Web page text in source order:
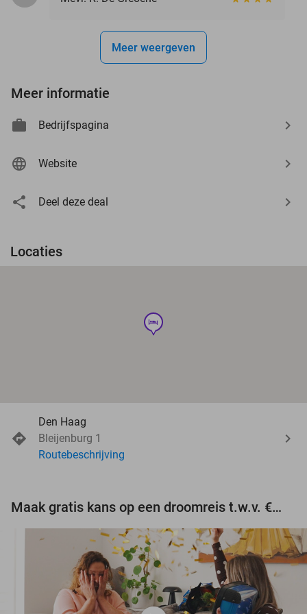
Meer weergeven
Meer informatie
Bedrijfspagina
Website
Deel deze deal
Locaties
hotel
Den Haag
Bleijenburg 1
Routebeschrijving
Maak gratis kans op een droomreis t.w.v. €3.000!